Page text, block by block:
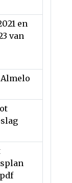
en
van